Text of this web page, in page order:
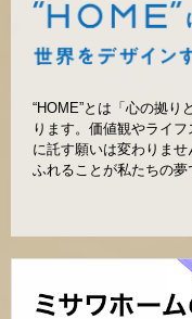
中古住宅検索
スムストック検索
分譲マンション検索
売る
住まいの売却
医療・介護・子育て
これから土地
土地活用の基礎から長期
ホームラウンジ 土地活
ホテル・旅館リフォ
これか
ホームラウンジ リフォ
事業用売買
分譲用地
すべてのフィールドに新
向のまちづくりを実現し
ご相談窓口
お客様センター
ミサワホームオーナーさ
ホームを結ぶコミュニケ
テンツや、ミサワホーム
IR情報
SDGs
環境活動
“HOME”とは「心の拠
ります。価値観やライ
に託す願いは変わりませ
ふれることが私たちの夢